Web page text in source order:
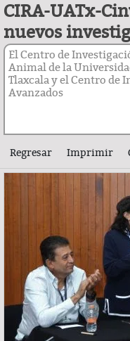
CIRA-UATx-
nuevos
El Centro de
Animal de la
Tlaxcala y el Centro de
Avanzados
Regresar Imprimir